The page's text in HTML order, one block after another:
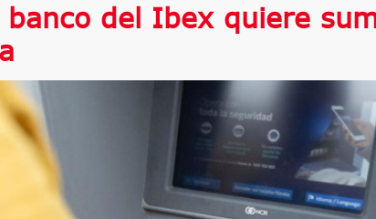
banco del Ibex quiere